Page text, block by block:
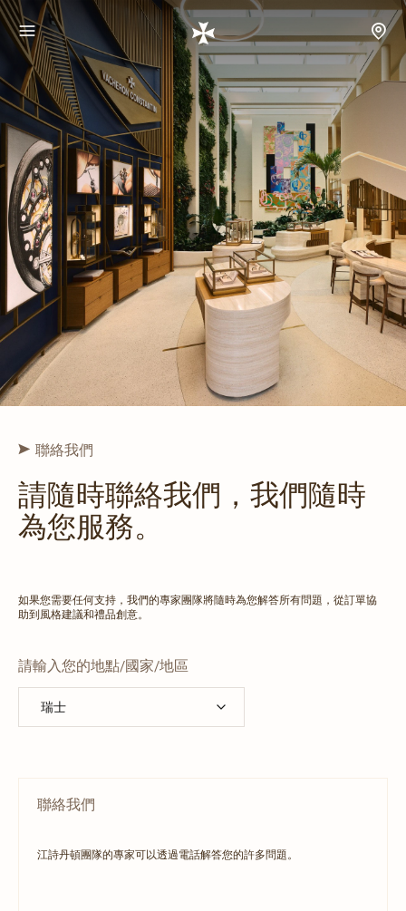
聯絡我們
請隨時聯絡我們，我們隨時
為您服務。
如果您需要任何支持，我們的專家團隊將隨時為您解答所有問題，從訂單協
助到風格建議和禮品創意。
請輸入您的地點/國家/地區
聯絡我們
江詩丹頓團隊的專家可以透過電話解答您的許多問題。